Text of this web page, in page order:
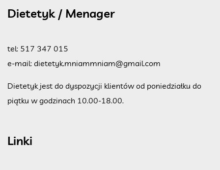
Dietetyk / Menager
tel: 517 347 015
e-mail: dietetyk.mniammniam@gmail.com
Dietetyk jest do dyspozycji klientów od poniedziałku do
piątku w godzinach 10.00-18.00.
Linki